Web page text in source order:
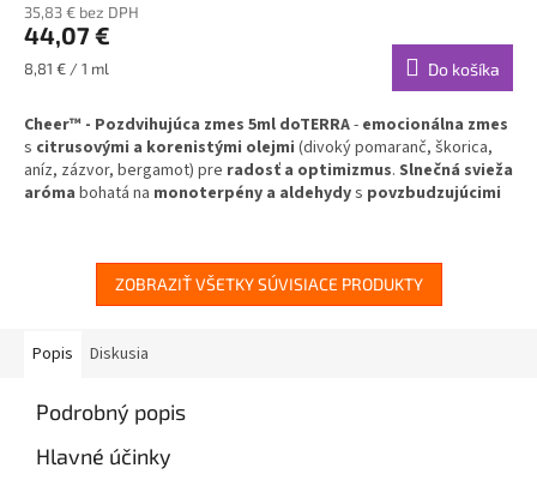
35,83 € bez DPH
44,07 €
Jednotková
8,81 € / 1 ml Do košíka
Cheer™ - Pozdvihujúca zmes 5ml doTERRA- emocionálna zmes
s citrusovými a korenistými olejmi (divoký pomaranč, škorica,
aníz, zázvor, bergamot) pre radosť a optimizmus. Slnečná svieža
aróma bohatá na monoterpény a aldehydys povzbudzujúcimi
Pozdvihujúca emocionálna zmes- radosť, optimizmus a
pozitívna energia
Citrusové a korenisté oleje- pomaranč, škorica, aníz, zázvor,
✅Slnečná svieža aróma
Váš slnečný spojenec pre radosť a pozitívnu energiu každý deň!
ZOBRAZIŤ VŠETKY SÚVISIACE PRODUKTY
Popis Diskusia
Podrobný popis
Hlavné účinky